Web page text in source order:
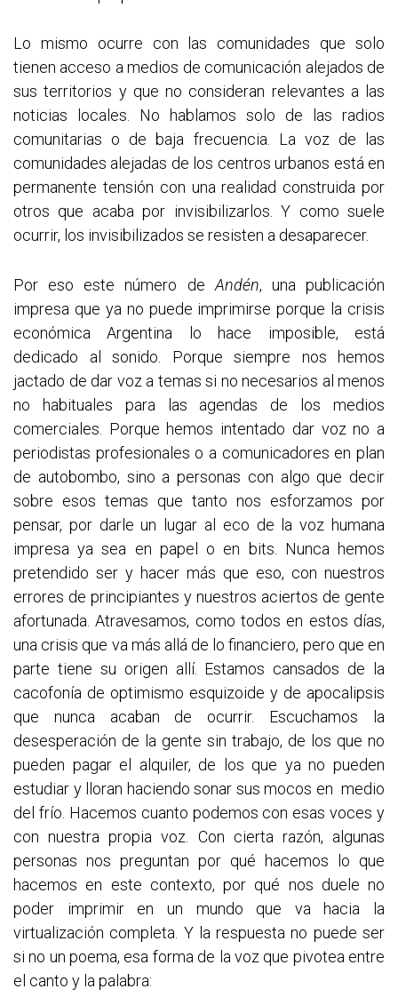
Lo mismo ocurre con las comunidades que solo
tienen acceso a medios de comunicación alejados de
sus territorios y que no consideran relevantes a las
noticias locales. No hablamos solo de las radios
comunitarias o de baja frecuencia. La voz de las
comunidades alejadas de los centros urbanos está en
permanente tensión con una realidad construida por
otros que acaba por invisibilizarlos. Y como suele
ocurrir, los invisibilizados se resisten a desaparecer.
Por eso este número de Andén, una publicación
impresa que ya no puede imprimirse porque la crisis
económica Argentina lo hace imposible, está
dedicado al sonido. Porque siempre nos hemos
jactado de dar voz a temas si no necesarios al menos
no habituales para las agendas de los medios
comerciales. Porque hemos intentado dar voz no a
periodistas profesionales o a comunicadores en plan
de autobombo, sino a personas con algo que decir
sobre esos temas que tanto nos esforzamos por
pensar, por darle un lugar al eco de la voz humana
impresa ya sea en papel o en bits. Nunca hemos
pretendido ser y hacer más que eso, con nuestros
errores de principiantes y nuestros aciertos de gente
afortunada. Atravesamos, como todos en estos días,
una crisis que va más allá de lo financiero, pero que en
parte tiene su origen allí. Estamos cansados de la
cacofonía de optimismo esquizoide y de apocalipsis
que nunca acaban de ocurrir. Escuchamos la
desesperación de la gente sin trabajo, de los que no
pueden pagar el alquiler, de los que ya no pueden
estudiar y lloran haciendo sonar sus mocos en medio
del frío. Hacemos cuanto podemos con esas voces y
con nuestra propia voz. Con cierta razón, algunas
personas nos preguntan por qué hacemos lo que
hacemos en este contexto, por qué nos duele no
poder imprimir en un mundo que va hacia la
virtualización completa. Y la respuesta no puede ser
si no un poema, esa forma de la voz que pivotea entre
el canto y la palabra: